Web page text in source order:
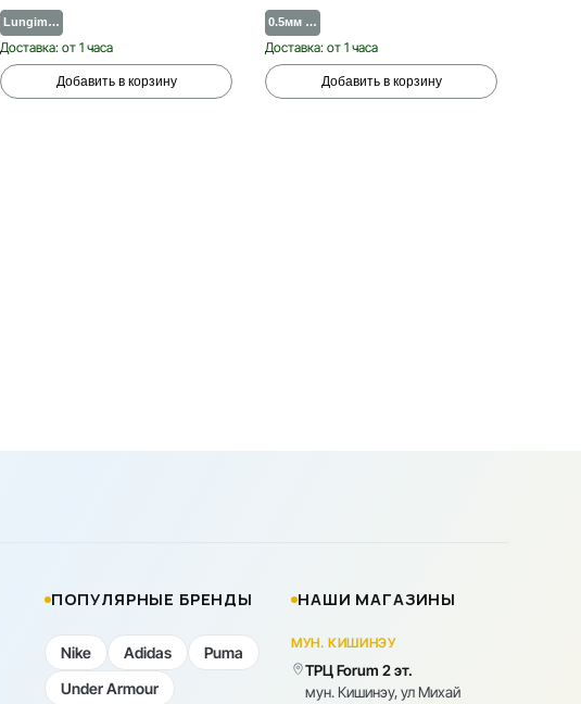
Lungim…
Доставка: от 1 часа
Добавить в корзину
0.5мм …
Доставка: от 1 часа
Добавить в корзину
ПОПУЛЯРНЫЕ БРЕНДЫ
Nike Adidas
Puma
Under Armour
НАШИ МАГАЗИНЫ
МУН. КИШИНЭУ
ТРЦ Forum 2 эт.
мун. Кишинэу, ул Михай